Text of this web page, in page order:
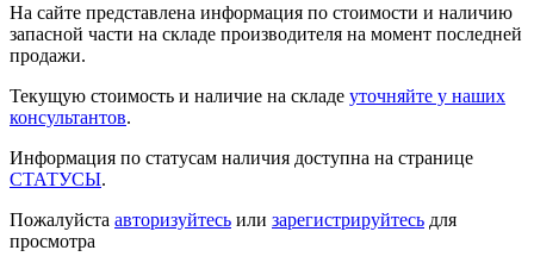
На сайте представлена информация по стоимости и наличию
запасной части на складе производителя на момент последней
продажи.
Текущую стоимость и наличие на складе уточняйте у наших
консультантов.
Информация по статусам наличия доступна на странице
СТАТУСЫ.
Пожалуйста авторизуйтесь или зарегистрируйтесь для
просмотра